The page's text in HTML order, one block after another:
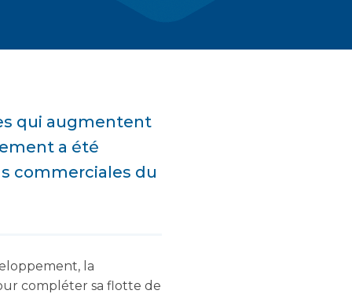
qui augmentent
a été
commerciales du
la
compléter sa flotte de